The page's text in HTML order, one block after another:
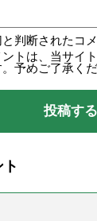
判断されたコ
トは、当サイ
予めご了承くだ